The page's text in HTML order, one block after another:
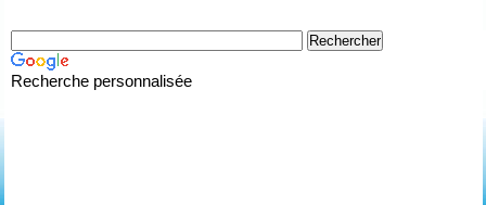
Recherche personnalisée